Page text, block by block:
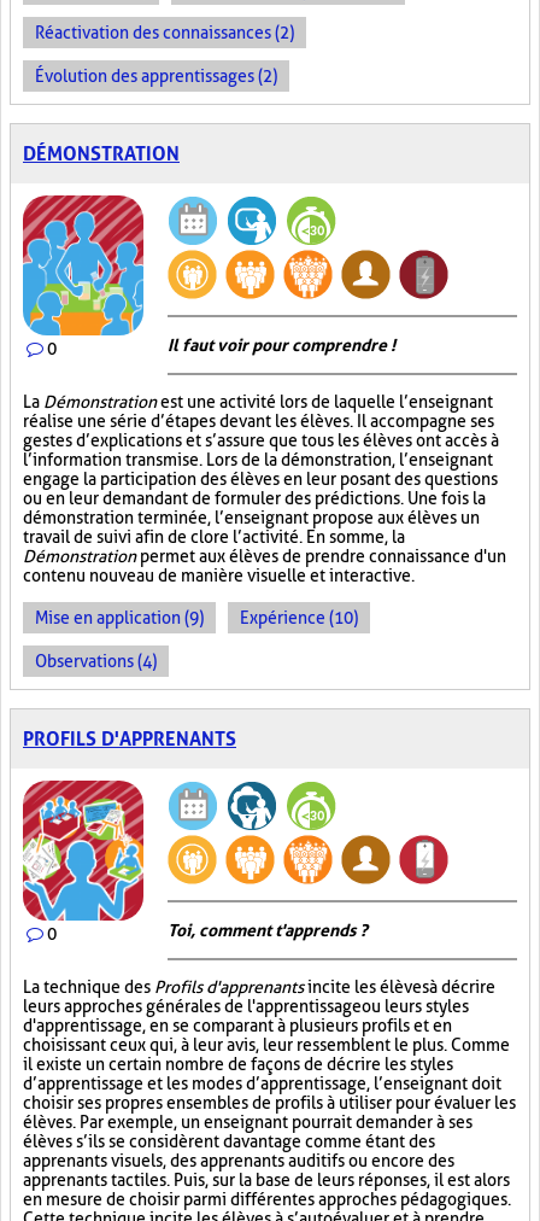
Réactivation des connaissances (2)
Évolution des apprentissages (2)
DÉMONSTRATION
0 Il faut voir pour comprendre !
La Démonstrationest une activité lors de laquelle l’enseignant
réalise une série d’étapes devant les élèves. Il accompagne ses
gestes d’explications et s’assure que tous les élèves ont accès à
l’information transmise. Lors de la démonstration, l’enseignant
engage la participation des élèves en leur posant des questions
ou en leur demandant de formuler des prédictions. Une fois la
démonstration terminée, l’enseignant propose aux élèves un
travail de suivi afin de clore l’activité. En somme, la
Démonstrationpermet aux élèves de prendre connaissance d'un
contenu nouveau de manière visuelle et interactive.
Mise en application (9) Expérience (10)
Observations (4)
PROFILS D'APPRENANTS
0 Toi, comment t'apprends ?
La technique des Profils d'apprenantsincite les élèves à décrire
leurs approches générales de l'apprentissage ou leurs styles
d'apprentissage, en se comparant à plusieurs profils et en
choisissant ceux qui, à leur avis, leur ressemblent le plus. Comme
il existe un certain nombre de façons de décrire les styles
d’apprentissage et les modes d’apprentissage, l’enseignant doit
choisir ses propres ensembles de profils à utiliser pour évaluer les
élèves. Par exemple, un enseignant pourrait demander à ses
élèves s’ils se considèrent davantage comme étant des
apprenants visuels, des apprenants auditifs ou encore des
apprenants tactiles. Puis, sur la base de leurs réponses, il est alors
en mesure de choisir parmi différentes approches pédagogiques.